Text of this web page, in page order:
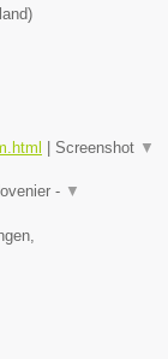
)
Screenshot ▼
- ▼